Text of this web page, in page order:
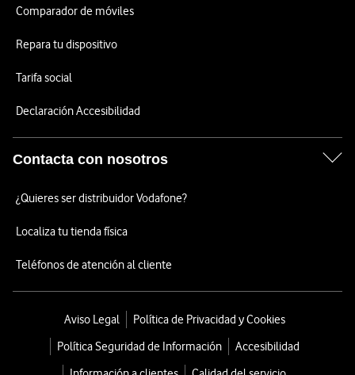
Comparador de móviles
Repara tu dispositivo
Tarifa social
Declaración Accesibilidad
Contacta con nosotros
¿Quieres ser distribuidor Vodafone?
Localiza tu tienda física
Teléfonos de atención al cliente
Aviso Legal
Política de Privacidad y Cookies
Política Seguridad de Información
Accesibilidad